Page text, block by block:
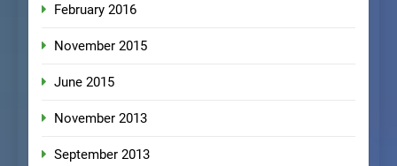
February 2016
November 2015
June 2015
November 2013
September 2013